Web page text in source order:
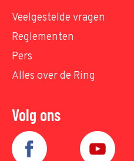
Veelgestelde vragen
Reglementen
Pers
Alles over de Ring
Volg ons